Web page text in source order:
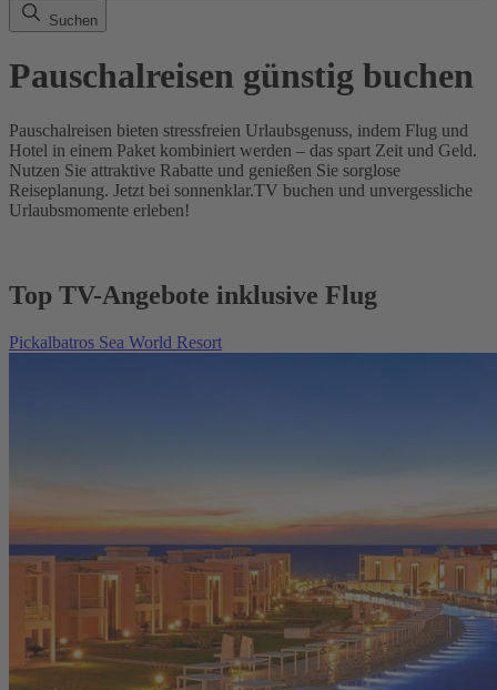
Suchen
Pauschalreisen günstig buchen
Pauschalreisen bieten stressfreien Urlaubsgenuss, indem Flug und
Hotel in einem Paket kombiniert werden – das spart Zeit und Geld.
Nutzen Sie attraktive Rabatte und genießen Sie sorglose
Reiseplanung. Jetzt bei sonnenklar.TV buchen und unvergessliche
Urlaubsmomente erleben!
Top TV-Angebote inklusive Flug
Pickalbatros Sea World Resort